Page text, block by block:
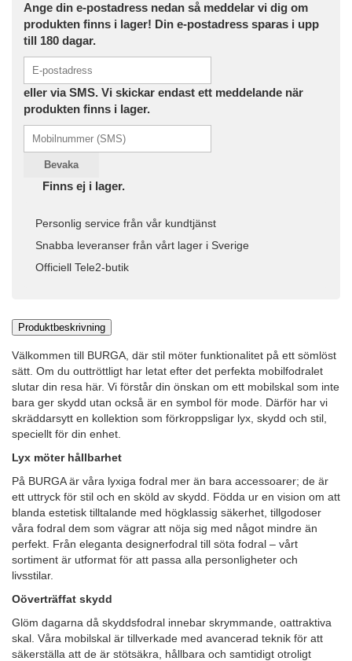
Ange din e-postadress nedan så meddelar vi dig om
produkten finns i lager! Din e-postadress sparas i upp
till 180 dagar.
eller via SMS. Vi skickar endast ett meddelande när
produkten finns i lager.
Bevaka
Finns ej i lager.
Personlig service från vår kundtjänst
Snabba leveranser från vårt lager i Sverige
Officiell Tele2-butik
Produktbeskrivning
Välkommen till BURGA, där stil möter funktionalitet på ett sömlöst
sätt. Om du outtröttligt har letat efter det perfekta mobilfodralet
slutar din resa här. Vi förstår din önskan om ett mobilskal som inte
bara ger skydd utan också är en symbol för mode. Därför har vi
skräddarsytt en kollektion som förkroppsligar lyx, skydd och stil,
speciellt för din enhet.
Lyx möter hållbarhet
På BURGA är våra lyxiga fodral mer än bara accessoarer; de är
ett uttryck för stil och en sköld av skydd. Födda ur en vision om att
blanda estetisk tilltalande med högklassig säkerhet, tillgodoser
våra fodral dem som vägrar att nöja sig med något mindre än
perfekt. Från eleganta designerfodral till söta fodral – vårt
sortiment är utformat för att passa alla personligheter och
livsstilar.
Oöverträffat skydd
Glöm dagarna då skyddsfodral innebar skrymmande, oattraktiva
skal. Våra mobilskal är tillverkade med avancerad teknik för att
säkerställa att de är stötsäkra, hållbara och samtidigt otroligt